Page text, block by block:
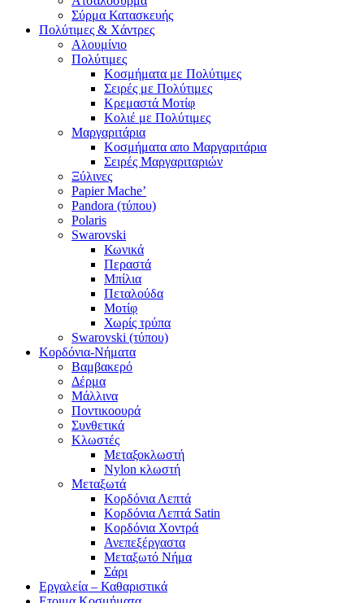
Σύρμα Κατασκευής
Πολύτιμες & Χάντρες
Αλουμίνιο
Πολύτιμες
Κοσμήματα με Πολύτιμες
Σειρές με Πολύτιμες
Κρεμαστά Μοτίφ
Κολιέ με Πολύτιμες
Μαργαριτάρια
Κοσμήματα απο Μαργαριτάρια
Σειρές Μαργαριταριών
Ξύλινες
Papier Mache’
Pandora (τύπου)
Polaris
Swarovski
Κωνικά
Περαστά
Μπίλια
Πεταλούδα
Μοτίφ
Χωρίς τρύπα
Swarovski (τύπου)
Κορδόνια-Νήματα
Βαμβακερό
Δέρμα
Μάλλινα
Ποντικοουρά
Συνθετικά
Κλωστές
Μεταξοκλωστή
Nylon κλωστή
Μεταξωτά
Κορδόνια Λεπτά
Κορδόνια Λεπτά Satin
Κορδόνια Χοντρά
Ανεπεξέργαστα
Μεταξωτό Νήμα
Σάρι
Εργαλεία – Καθαριστικά